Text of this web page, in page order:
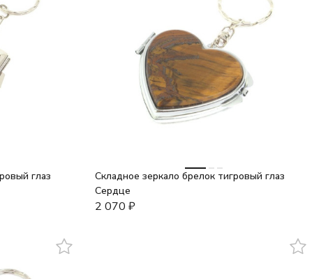
глаз
Складное зеркало брелок тигровый глаз
Сердце
2 070 ₽